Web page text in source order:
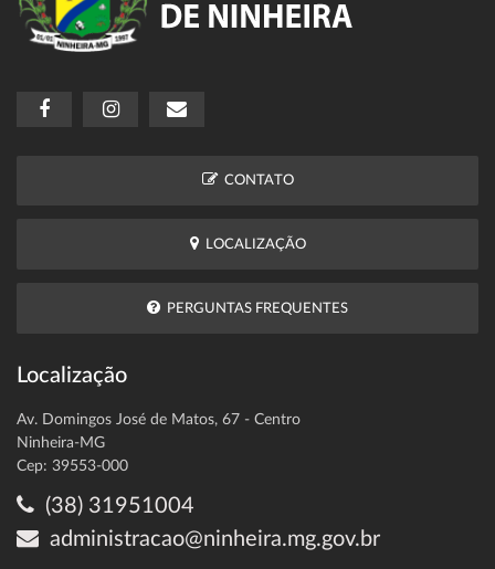
CONTATO
LOCALIZAÇÃO
PERGUNTAS FREQUENTES
Localização
Av. Domingos José de Matos, 67 - Centro
Ninheira-MG
Cep: 39553-000
(38) 31951004
administracao@ninheira.mg.gov.br